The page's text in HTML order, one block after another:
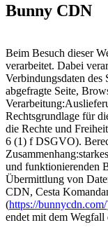
Bunny CDN
Beim Besuch dieser
verarbeitet. Dabei
Verbindungsdaten
abgefragte Seite,
Rechtsgrundlage für
die Rechte und
6 (1) f DSGVO).
und funktionierenden
Übermittlung von
CDN, Cesta
(https://bunnycdn.com/
endet mit dem Wegfall